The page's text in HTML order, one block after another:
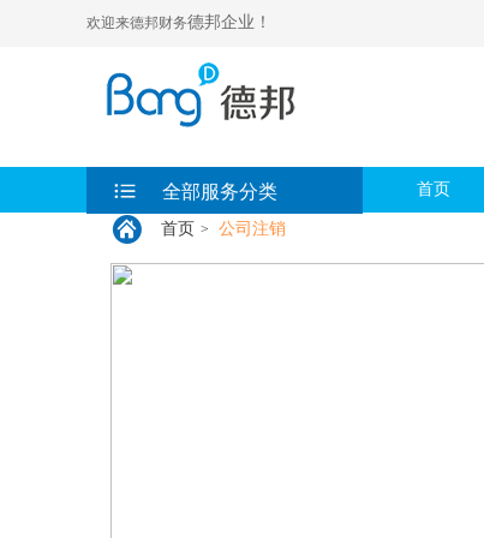
欢迎来德邦财务德邦企业！
全部服务分类 首页
首页 > 公司注销